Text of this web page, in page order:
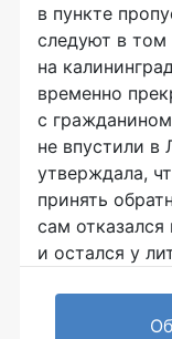
в пункте
следуют в том
на
временно
с
не впустили в
утверждала,
принять
сам
и остался у